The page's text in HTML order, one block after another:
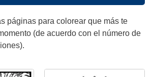
páginas para colorear que más te
(de acuerdo con el número de